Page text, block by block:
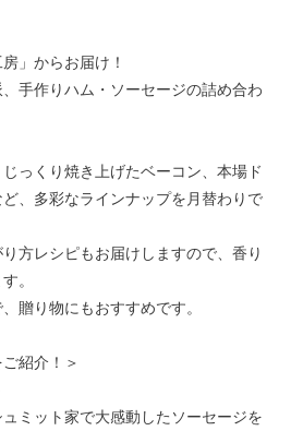
」からお届け！
手作りハム・ソーセージの詰め合わ
っくり焼き上げたベーコン、本場ド
、多彩なラインナップを月替わりで
方レシピもお届けしますので、香り
。
贈り物にもおすすめです。
紹介！＞
ミット家で大感動したソーセージを